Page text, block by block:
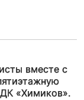
вместе с
«Химиков».